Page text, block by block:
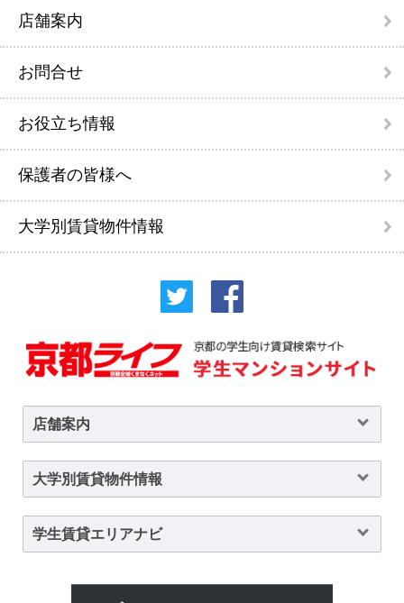
店舗案内
お問合せ
お役立ち情報
保護者の皆様へ
大学別賃貸物件情報
店舗案内
大学別賃貸物件情報
学生賃貸エリアナビ